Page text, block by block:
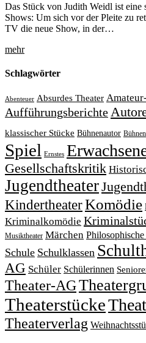
Das Stück von Judith Weidl ist eine
Shows: Um sich vor der Pleite zu
TV die neue Show, in der…
mehr
Schlagwörter
Abenteuer Absurdes Theater
Aufführungsberichte
klassischer Stücke Bühnenautor
Spiel Ernstes
Gesellschaftskritik
Jugendtheater
KindertheaterKomödie
Kriminalkomödie
Musiktheater Märchen
Schule Schulklassen
AG Schüler Schülerinnen
Theater-AG
Theaterstücke
Theaterverlag